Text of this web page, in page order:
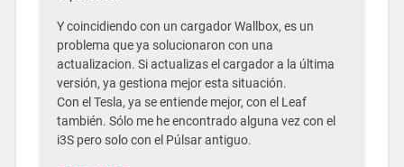
Y coincidiendo con un cargador Wallbox, es un
problema que ya solucionaron con una
actualizacion. Si actualizas el cargador a la última
versión, ya gestiona mejor esta situación.
Con el Tesla, ya se entiende mejor, con el Leaf
también. Sólo me he encontrado alguna vez con el
i3S pero solo con el Púlsar antiguo.